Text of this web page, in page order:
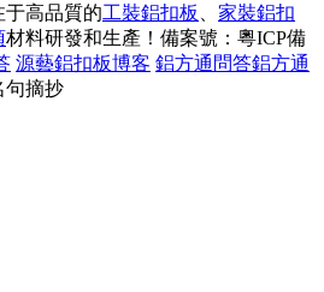
于高品質的工裝鋁扣板
家裝鋁扣
材料研發和生產！ 備案號：粵ICP備
源藝鋁扣板博客 鋁方通問答鋁方通
句摘抄